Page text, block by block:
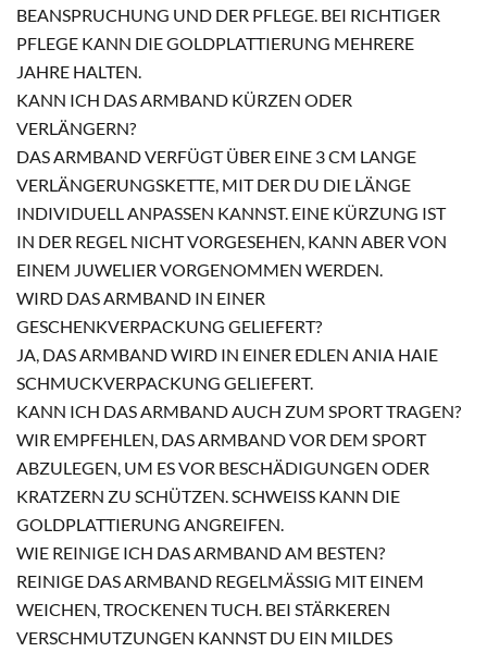
BEANSPRUCHUNG UND DER PFLEGE. BEI RICHTIGER
PFLEGE KANN DIE GOLDPLATTIERUNG MEHRERE
JAHRE HALTEN.
KANN ICH DAS ARMBAND KÜRZEN ODER
VERLÄNGERN?
DAS ARMBAND VERFÜGT ÜBER EINE 3 CM LANGE
VERLÄNGERUNGSKETTE, MIT DER DU DIE LÄNGE
INDIVIDUELL ANPASSEN KANNST. EINE KÜRZUNG IST
IN DER REGEL NICHT VORGESEHEN, KANN ABER VON
EINEM JUWELIER VORGENOMMEN WERDEN.
WIRD DAS ARMBAND IN EINER
GESCHENKVERPACKUNG GELIEFERT?
JA, DAS ARMBAND WIRD IN EINER EDLEN ANIA HAIE
SCHMUCKVERPACKUNG GELIEFERT.
KANN ICH DAS ARMBAND AUCH ZUM SPORT TRAGEN?
WIR EMPFEHLEN, DAS ARMBAND VOR DEM SPORT
ABZULEGEN, UM ES VOR BESCHÄDIGUNGEN ODER
KRATZERN ZU SCHÜTZEN. SCHWEISS KANN DIE G
OLDPLATTIERUNG ANGREIFEN.
WIE REINIGE ICH DAS ARMBAND AM BESTEN?
REINIGE DAS ARMBAND REGELMÄSSIG MIT EINEM W
EICHEN, TROCKENEN TUCH. BEI STÄRKEREN V
ERSCHMUTZUNGEN KANNST DU EIN MILDES S